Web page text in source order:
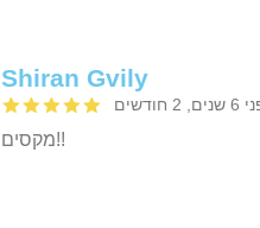
Shiran Gvily
חודשים
מקסים!!